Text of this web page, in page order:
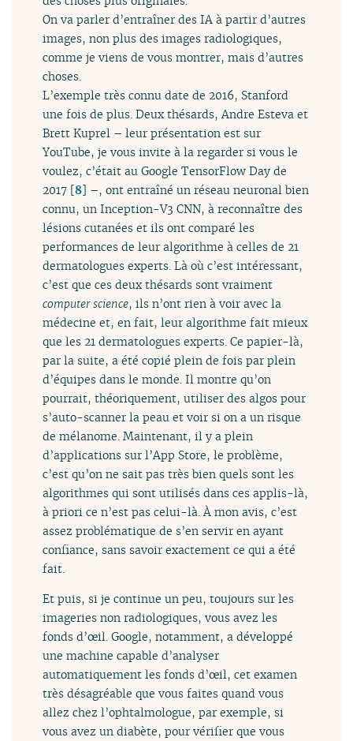
On va parler d’entraîner des IA à partir d’autres
images, non plus des images radiologiques,
comme je viens de vous montrer, mais d’autres
choses.
L’exemple très connu date de 2016, Stanford
une fois de plus. Deux thésards, Andre Esteva et
Brett Kuprel – leur présentation est sur
YouTube, je vous invite à la regarder si vous le
voulez, c’était au Google TensorFlow Day de
2017 [8] –, ont entraîné un réseau neuronal bien
connu, un Inception-V3 CNN, à reconnaître des
lésions cutanées et ils ont comparé les
performances de leur algorithme à celles de 21
dermatologues experts. Là où c’est intéressant,
c’est que ces deux thésards sont vraiment
computer science, ils n’ont rien à voir avec la
médecine et, en fait, leur algorithme fait mieux
que les 21 dermatologues experts. Ce papier-là,
par la suite, a été copié plein de fois par plein
d’équipes dans le monde. Il montre qu’on
pourrait, théoriquement, utiliser des algos pour
s’auto-scanner la peau et voir si on a un risque
de mélanome. Maintenant, il y a plein
d’applications sur l’App Store, le problème,
c’est qu’on ne sait pas très bien quels sont les
algorithmes qui sont utilisés dans ces applis-là,
à priori ce n’est pas celui-là. À mon avis, c’est
assez problématique de s’en servir en ayant
confiance, sans savoir exactement ce qui a été
fait.
Et puis, si je continue un peu, toujours sur les
imageries non radiologiques, vous avez les
fonds d’œil. Google, notamment, a développé
une machine capable d’analyser
automatiquement les fonds d’œil, cet examen
très désagréable que vous faites quand vous
allez chez l’ophtalmologue, par exemple, si
vous avez un diabète, pour vérifier que vous